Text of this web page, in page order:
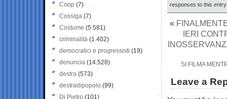
responses to this
«
IERI
SI FILMA
Leave a
Coop (7)
Cossiga (7)
Costume (5.581)
criminalità (1.402)
democratici e progressisti (19)
denuncia (14.528)
destra (573)
destradipopolo (99)
Di Pietro (101)